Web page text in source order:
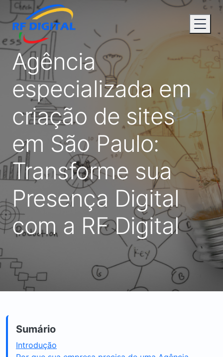
Agência
especializada em
criação de sites
em São Paulo:
Transforme sua
Presença Digital
com a RF Digital
Sumário
Introdução